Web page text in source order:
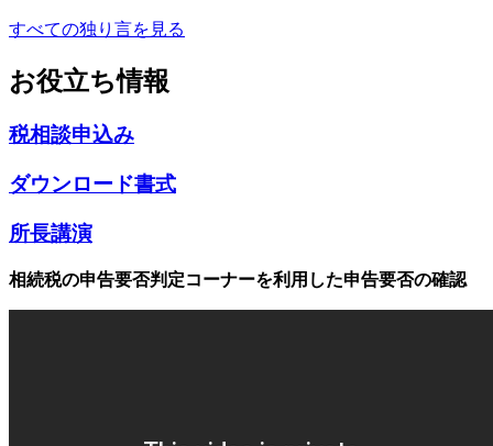
すべての独り言を見る
お役立ち情報
税相談申込み
ダウンロード書式
所長講演
相続税の申告要否判定コーナーを利用した申告要否の確認